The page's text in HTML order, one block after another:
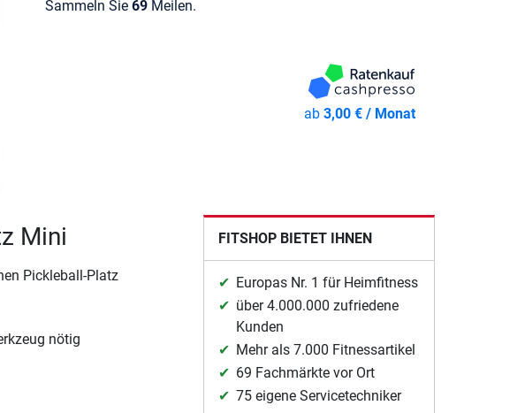
Sammeln Sie 69Meilen.
ab3,00 € / Monat
Mini
Pickleball-Platz
nötig
FITSHOP BIETET IHNEN
Europas Nr. 1 für Heimfitness
über 4.000.000 zufriedene
Kunden
Mehr als 7.000 Fitnessartikel
69 Fachmärkte vor Ort
75 eigene Servicetechniker